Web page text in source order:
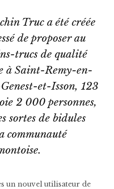
Truc a été créée
de proposer au
trucs de qualité
à Saint-Remy-en-
et-Isson, 123
2 000 personnes,
sortes de bidules
communauté
un nouvel utilisateur de